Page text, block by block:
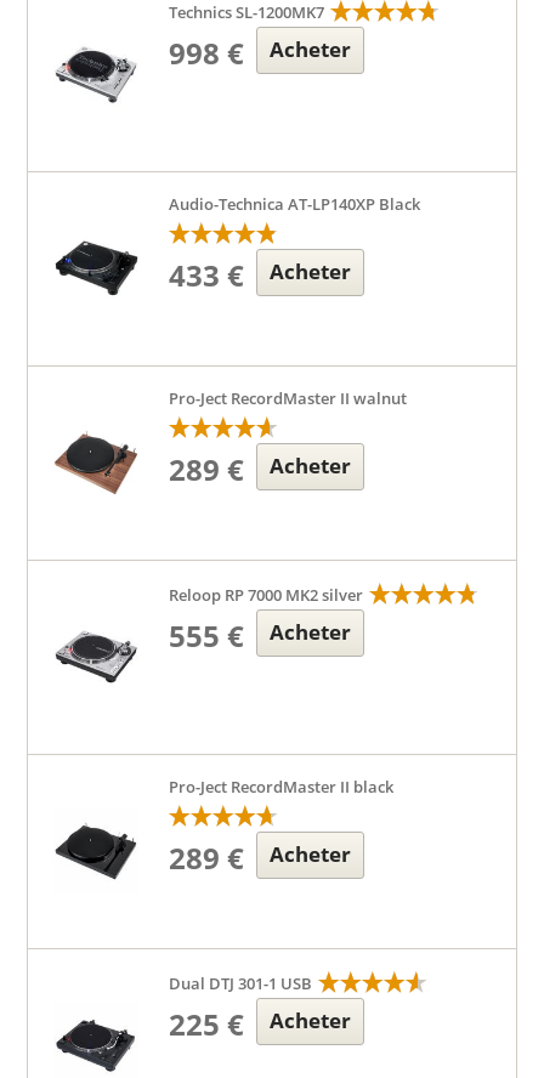
Technics SL-1200MK7
998 € Acheter
Audio-Technica AT-LP140XP Black
433 € Acheter
Pro-Ject RecordMaster II walnut
289 € Acheter
Reloop RP 7000 MK2 silver
555 € Acheter
Pro-Ject RecordMaster II black
289 € Acheter
Dual DTJ 301-1 USB
225 € Acheter